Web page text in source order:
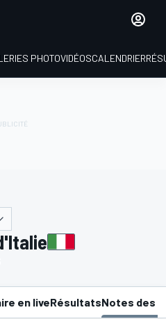
PHOTOVIDÉOSCALENDRIER
en liveRésultatsNotes des